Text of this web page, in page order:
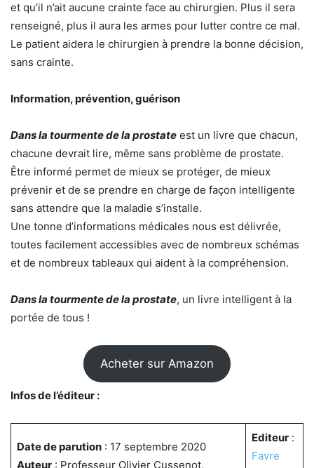
et qu’il n’ait aucune crainte face au chirurgien. Plus il sera
renseigné, plus il aura les armes pour lutter contre ce mal.
Le patient aidera le chirurgien à prendre la bonne décision,
sans crainte.
Information, prévention, guérison
Dans la tourmente de la prostate est un livre que chacun,
chacune devrait lire, même sans problème de prostate.
Être informé permet de mieux se protéger, de mieux
prévenir et de se prendre en charge de façon intelligente
sans attendre que la maladie s’installe.
Une tonne d’informations médicales nous est délivrée,
toutes facilement accessibles avec de nombreux schémas
et de nombreux tableaux qui aident à la compréhension.
Dans la tourmente de la prostate, un livre intelligent à la
portée de tous !
Acheter sur Amazon
Infos de l’éditeur :
Date de parution: 17 septembre 2020
Auteur: Professeur Olivier Cussenot,
Editeur:
Favre